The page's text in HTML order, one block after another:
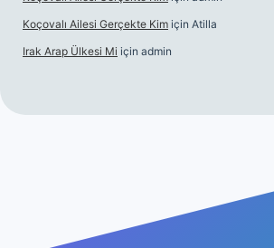
Koçovalı Ailesi Gerçekte Kim için Atilla
Irak Arap Ülkesi Mi için admin